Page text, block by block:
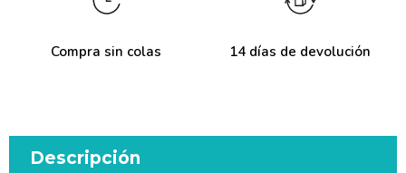
Compra sin colas 14 días de devolución
Descripción